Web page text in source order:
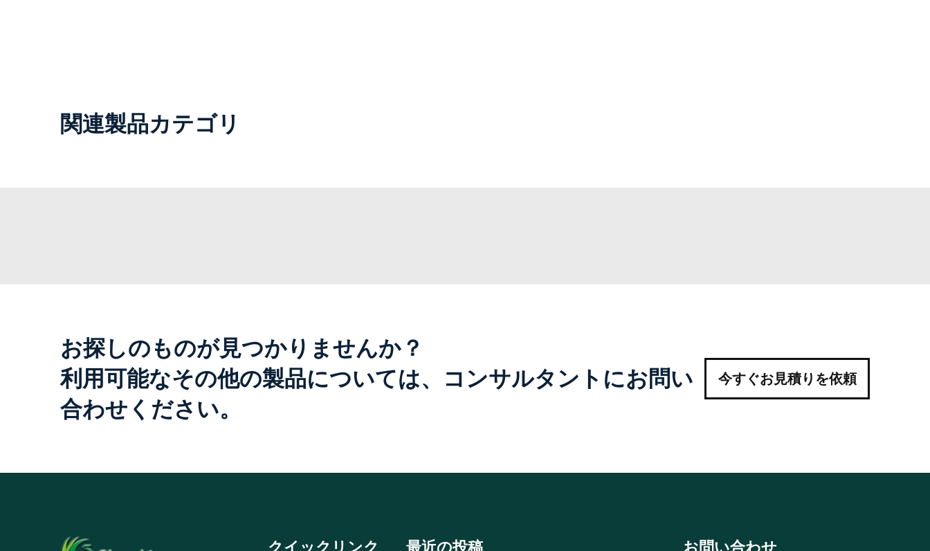
関連製品カテゴリ
お探しのものが見つかりませんか？
利用可能なその他の製品については、コンサルタントにお問い
合わせください。
今すぐお見積りを依頼
クイックリンク 最近の投稿 お問い合わせ